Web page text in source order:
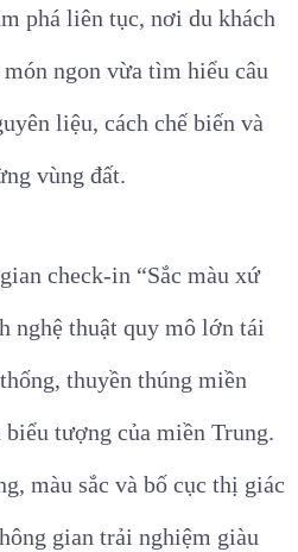
phá liên tục, nơi du khách
ngon vừa tìm hiểu câu
liệu, cách chế biến và
vùng đất.
check-in “Sắc màu xứ
nghệ thuật quy mô lớn tái
thuyền thúng miền
tượng của miền Trung.
màu sắc và bố cục thị giác
gian trải nghiệm giàu